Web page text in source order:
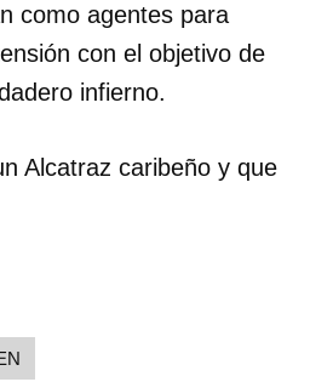
como agentes para
con el objetivo de
infierno.
Alcatraz caribeño y que